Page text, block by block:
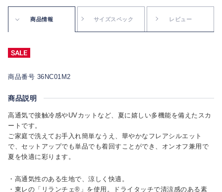
商品情報 サイズスペック レビュー
商品番号 36NC01M2
商品説明
高通気で接触冷感やUVカットなど、夏に嬉しい多機能を備えたスカ
ートです。
ご家庭で洗えてお手入れ簡単なうえ、華やかなフレアシルエット
で、セットアップでも単品でも着回すことができ、オンオフ兼用で
夏を快適に彩ります。
・高通気性のある生地で、涼しく快適。
・東レの「リランチェ®」を使用。ドライタッチで清涼感のある素